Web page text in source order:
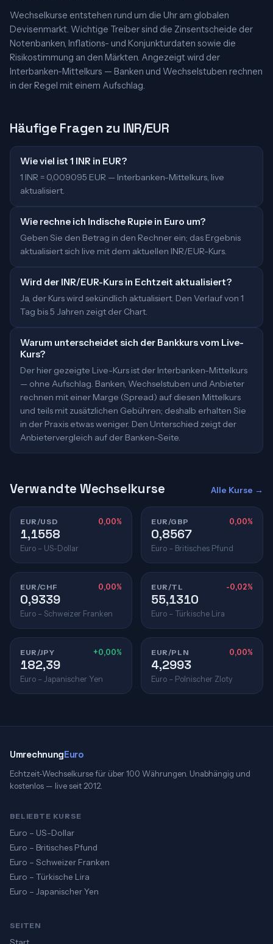
Wechselkurse entstehen rund um die Uhr am globalen
Devisenmarkt. Wichtige Treiber sind die Zinsentscheide der
Notenbanken, Inflations- und Konjunkturdaten sowie die
Risikostimmung an den Märkten. Angezeigt wird der
Interbanken-Mittelkurs — Banken und Wechselstuben rechnen
in der Regel mit einem Aufschlag.
Häufige Fragen zu INR/EUR
Wie viel ist 1 INR in EUR?
1 INR = 0,009095 EUR — Interbanken-Mittelkurs, live
aktualisiert.
Wie rechne ich Indische Rupie in Euro um?
Geben Sie den Betrag in den Rechner ein; das Ergebnis
aktualisiert sich live mit dem aktuellen INR/EUR-Kurs.
Wird der INR/EUR-Kurs in Echtzeit aktualisiert?
Ja, der Kurs wird sekündlich aktualisiert. Den Verlauf von 1
Tag bis 5 Jahren zeigt der Chart.
Warum unterscheidet sich der Bankkurs vom Live-
Kurs?
Der hier gezeigte Live-Kurs ist der Interbanken-Mittelkurs
— ohne Aufschlag. Banken, Wechselstuben und Anbieter
rechnen mit einer Marge (Spread) auf diesen Mittelkurs
und teils mit zusätzlichen Gebühren; deshalb erhalten Sie
in der Praxis etwas weniger. Den Unterschied zeigt der
Anbietervergleich auf der Banken-Seite.
Verwandte Wechselkurse Alle Kurse →
EUR/USD 0,00%
1,1558
Euro – US-Dollar
EUR/GBP 0,00%
0,8567
Euro – Britisches Pfund
EUR/CHF 0,00%
0,9339
Euro – Schweizer Franken
EUR/TL -0,02%
55,1310
Euro – Türkische Lira
EUR/JPY +0,00%
182,39
Euro – Japanischer Yen
EUR/PLN 0,00%
4,2993
Euro – Polnischer Zloty
UmrechnungEuro
Echtzeit-Wechselkurse für über 100 Währungen. Unabhängig und
kostenlos — live seit 2012.
BELIEBTE KURSE
Euro – US-Dollar
Euro – Britisches Pfund
Euro – Schweizer Franken
Euro – Türkische Lira
Euro – Japanischer Yen
SEITEN